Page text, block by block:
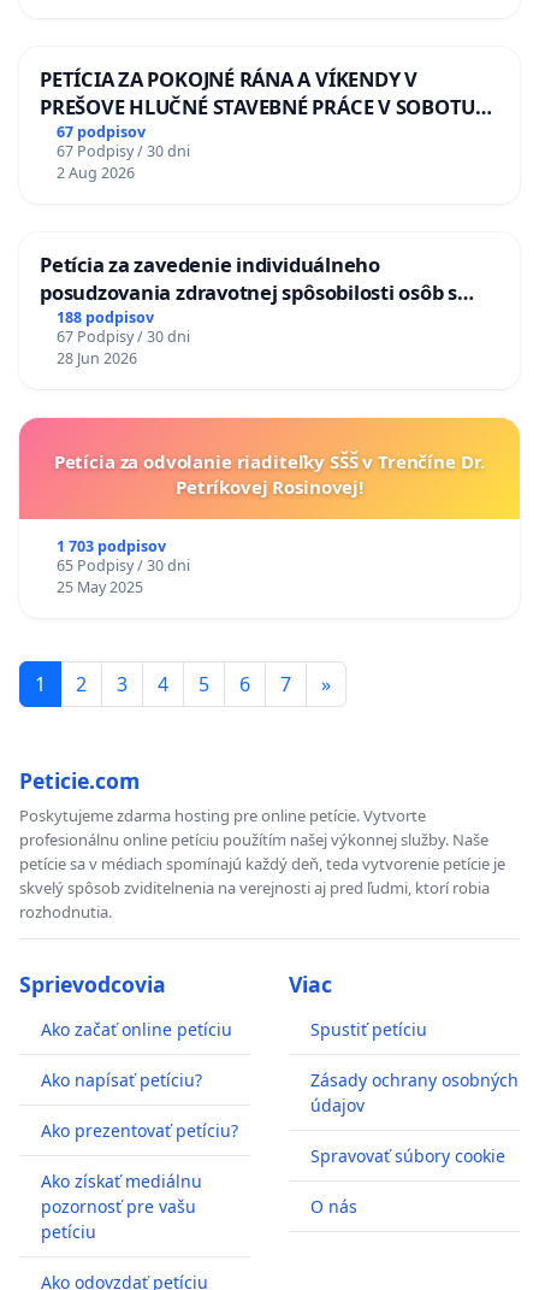
PETÍCIA ZA POKOJNÉ RÁNA A VÍKENDY V
PREŠOVE HLUČNÉ STAVEBNÉ PRÁCE V SOBOTU
LEN OD 9.00 DO 13.00 HOD., CEZ PRACOVNÝ
TÝŽDEŇ CIEĽ 8.00 – 18.00 HOD. A PRAVIDELNÁ
KONTROLA STAVBY C-AREA NA
67 podpisov
67 Podpisy / 30 dni
2 Aug 2026
Petícia za zavedenie individuálneho
posudzovania zdravotnej spôsobilosti osôb s
diabetom 1. a 2. typu pri prijímaní do
Policajného zboru SR
188 podpisov
67 Podpisy / 30 dni
28 Jun 2026
Petícia za odvolanie riaditeľky SŠŠ v Trenčíne Dr.
Petríkovej Rosinovej!
1 703 podpisov
65 Podpisy / 30 dni
25 May 2025
1 2 3 4 5 6 7 »
Peticie.com
Poskytujeme zdarma hosting pre online petície. Vytvorte
profesionálnu online petíciu použítím našej výkonnej služby. Naše
petície sa v médiach spomínajú každý deň, teda vytvorenie petície je
skvelý spôsob zviditelnenia na verejnosti aj pred ľudmi, ktorí robia
rozhodnutia.
Sprievodcovia
Ako začať online petíciu
Ako napísať petíciu?
Ako prezentovať petíciu?
Ako získať mediálnu
pozornosť pre vašu
petíciu
Ako odovzdať petíciu
Viac
Spustiť petíciu
Zásady ochrany osobných
údajov
Spravovať súbory cookie
O nás